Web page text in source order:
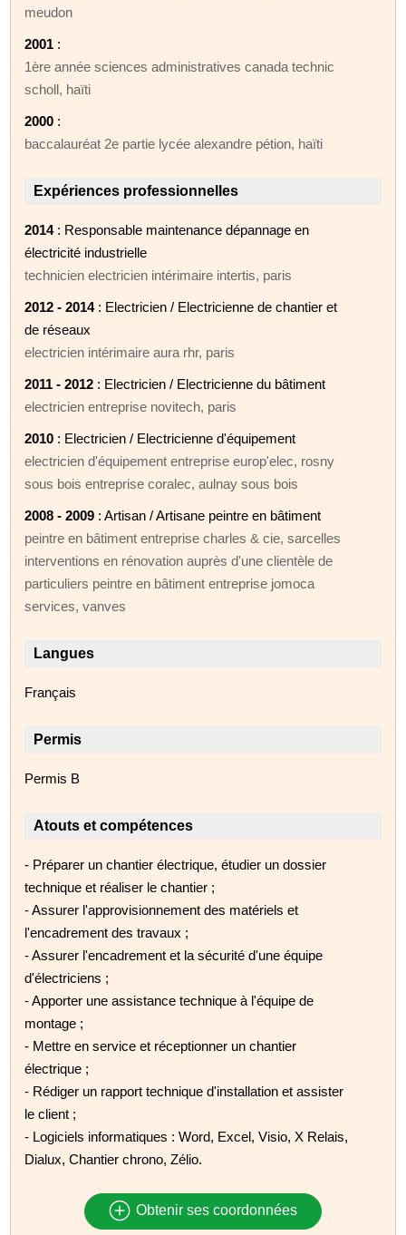
meudon
2001 :
1ère année sciences administratives canada technic
scholl, haïti
2000 :
baccalauréat 2e partie lycée alexandre pétion, haïti
Expériences professionnelles
2014: Responsable maintenance dépannage en
électricité industrielle
technicien electricien intérimaire intertis, paris
2012 - 2014: Electricien / Electricienne de chantier et
de réseaux
electricien intérimaire aura rhr, paris
2011 - 2012 : Electricien / Electricienne du bâtiment
electricien entreprise novitech, paris
2010 : Electricien / Electricienne d'équipement
electricien d'équipement entreprise europ'elec, rosny
sous bois entreprise coralec, aulnay sous bois
2008 - 2009 : Artisan / Artisane peintre en bâtiment
peintre en bâtiment entreprise charles & cie, sarcelles
interventions en rénovation auprès d'une clientèle de
particuliers peintre en bâtiment entreprise jomoca
services, vanves
Langues
Français
Permis
Permis B
Atouts et compétences
- Préparer un chantier électrique, étudier un dossier
technique et réaliser le chantier ;
- Assurer l'approvisionnement des matériels et
l'encadrement des travaux ;
- Assurer l'encadrement et la sécurité d'une équipe
d'électriciens ;
- Apporter une assistance technique à l'équipe de
montage ;
- Mettre en service et réceptionner un chantier
électrique ;
- Rédiger un rapport technique d'installation et assister
le client ;
- Logiciels informatiques : Word, Excel, Visio, X Relais,
Dialux, Chantier chrono, Zélio.
Obtenir ses coordonnées